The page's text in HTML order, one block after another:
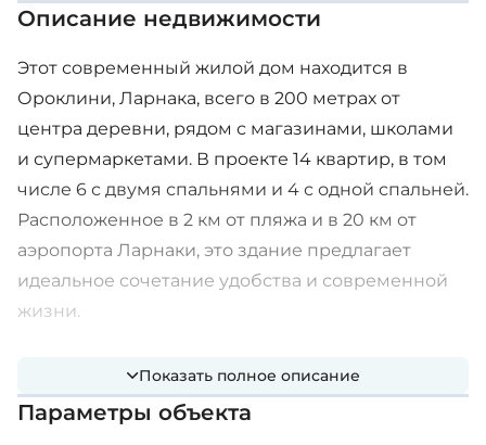
Описание недвижимости
Этот современный жилой дом находится в
Ороклини, Ларнака, всего в 200 метрах от
центра деревни, рядом с магазинами, школами
и супермаркетами. В проекте 14 квартир, в том
числе 6 с двумя спальнями и 4 с одной спальней.
Расположенное в 2 км от пляжа и в 20 км от
аэропорта Ларнаки, это здание предлагает
идеальное сочетание удобства и современной
жизни.
Домофон
Показать полное описание
Параметры объекта